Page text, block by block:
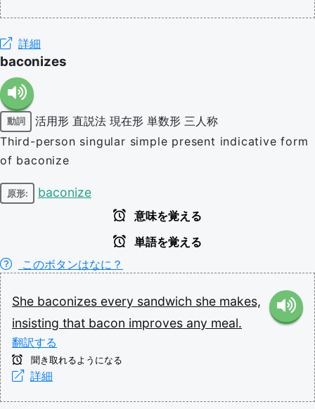
詳細
baconizes
動詞 活用形 直説法 現在形 単数形 三人称
Third-person singular simple present indicative form
of baconize
原形: baconize
意味を覚える
単語を覚える
このボタンはなに？
She baconizes every sandwich she makes,
insisting that bacon improves any meal.
翻訳する
聞き取れるようになる
詳細